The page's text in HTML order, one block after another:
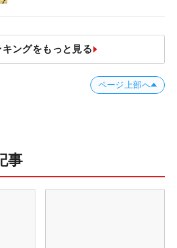
JOYX OPEN】
キングをもっと見る
ページ上部へ
事